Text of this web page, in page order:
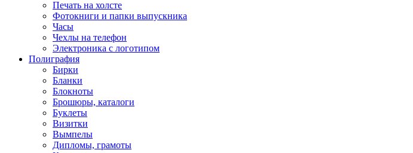
Печать на холсте
Фотокниги и папки выпускника
Часы
Чехлы на телефон
Электроника с логотипом
Полиграфия
Бирки
Бланки
Блокноты
Брошюры, каталоги
Буклеты
Визитки
Вымпелы
Дипломы, грамоты